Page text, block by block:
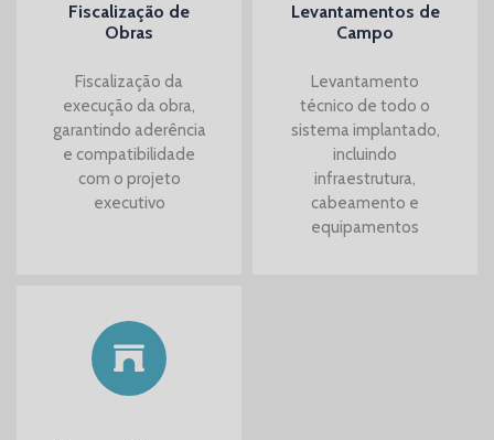
Fiscalização de
Obras
Fiscalização da
execução da obra,
garantindo aderência
e compatibilidade
com o projeto
executivo
Levantamentos de
Campo
Levantamento
técnico de todo o
sistema implantado,
incluindo
infraestrutura,
cabeamento e
equipamentos